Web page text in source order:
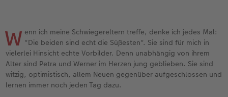
Kundenbeispiele
Webinare
CEWE myPhotos
Neuheiten
Extras
hexxas
Willkommensschild
Wandgestaltung
Fotokarten
Postkarten
Karte mit Einsteckfoto
Haustierwelt
Geschenkideen
Kundenbeispiele
W enn ich meine Schwiegereltern treffe, denke ich jedes Mal:
"Die beiden sind echt die Süßesten". Sie sind für mich in
vielerlei Hinsicht echte Vorbilder. Denn unabhängig von ihrem
Alter sind Petra und Werner im Herzen jung geblieben. Sie sind
witzig, optimistisch, allem Neuen gegenüber aufgeschlossen und
lernen immer noch jeden Tag dazu.